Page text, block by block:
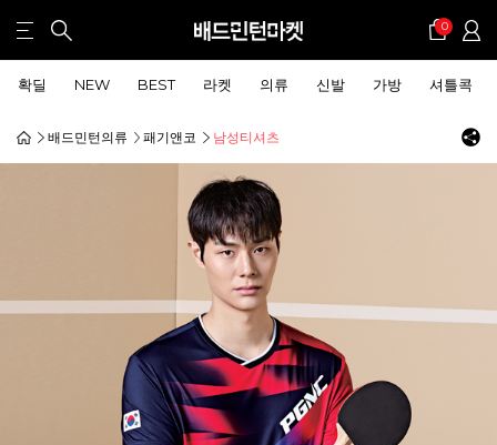
0
확딜 NEW BEST 라켓 의류 신발 가방 셔틀콕
배드민턴의류 패기앤코 남성티셔츠